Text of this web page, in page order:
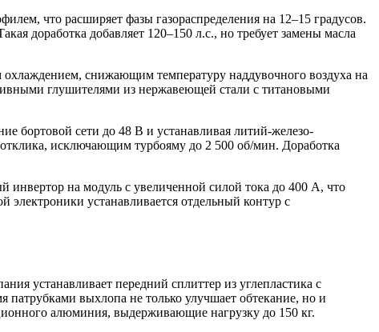
что расширяет фазы газораспределения на 12–15 градусов.
доработка добавляет 120–150 л.с., но требует замены масла
снижающим температуру наддувочного воздуха на
глушителями из нержавеющей стали с титановыми
бортовой сети до 48 В и устанавливая литий-железо-
исключающим турбояму до 2 500 об/мин. Доработка
инвертор на модуль с увеличенной силой тока до 400 А, что
электроники устанавливается отдельный контур с
устанавливает передний сплиттер из углепластика с
выхлопа не только улучшает обтекание, но и
алюминия, выдерживающие нагрузку до 150 кг.